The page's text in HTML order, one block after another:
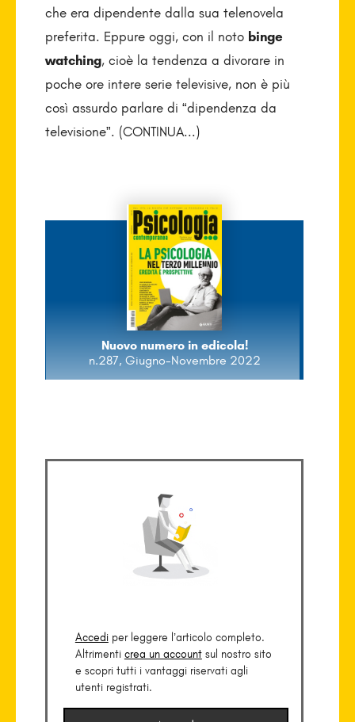
che era dipendente dalla sua telenovela
preferita. Eppure oggi, con il noto binge
watching, cioè la tendenza a divorare in
poche ore intere serie televisive, non è più
così assurdo parlare di “dipendenza da
televisione”. (CONTINUA...)
Nuovo numero in edicola!
n.287, Giugno-Novembre 2022
Accediper leggere l’articolo completo.
Altrimenti crea un accountsul nostro sito
e scopri tutti i vantaggi riservati agli
utenti registrati.